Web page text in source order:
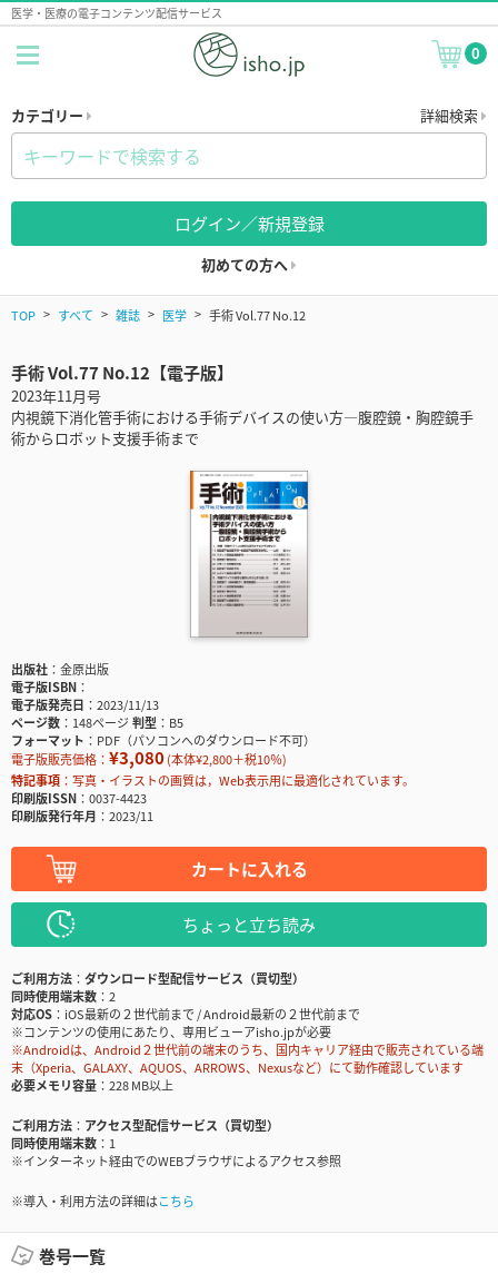
医学・医療の電子コンテンツ配信サービス
0
カテゴリー 詳細検索
ログイン／新規登録
初めての方へ
TOP すべて 雑誌 医学 手術 Vol.77 No.12
手術 Vol.77 No.12【電子版】
2023年11月号
内視鏡下消化管手術における手術デバイスの使い方―腹腔鏡・胸腔鏡手
術からロボット支援手術まで
出版社
金原出版
電子版ISBN
電子版発売日
2023/11/13
ページ数
148ページ判型
B5
フォーマット
PDF（パソコンへのダウンロード不可）
電子版販売価格： ¥3,080(本体¥2,800＋税10％)
特記事項
写真・イラストの画質は，Web表示用に最適化されています。
印刷版ISSN
0037-4423
印刷版発行年月
2023/11
カートに入れる
ちょっと立ち読み
ご利用方法
ダウンロード型配信サービス（買切型）
同時使用端末数
2
対応OS
iOS最新の２世代前まで / Android最新の２世代前まで
※コンテンツの使用にあたり、専用ビューアisho.jpが必要
※Androidは、Android２世代前の端末のうち、国内キャリア経由で販売されている端
末（Xperia、GALAXY、AQUOS、ARROWS、Nexusなど）にて動作確認しています
必要メモリ容量
228 MB以上
ご利用方法
アクセス型配信サービス（買切型）
同時使用端末数
1
※インターネット経由でのWEBブラウザによるアクセス参照
※導入・利用方法の詳細はこちら
巻号一覧